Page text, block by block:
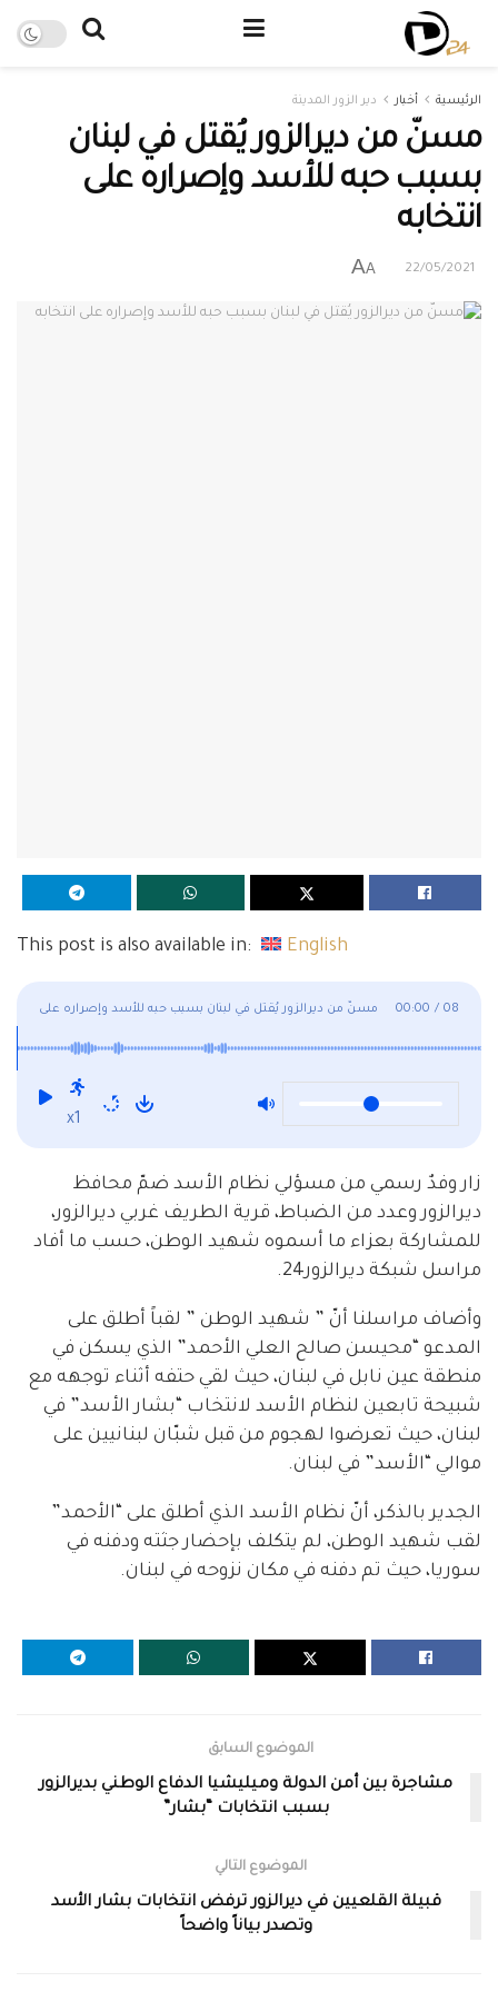
الرئيسية أخبار دير الزور المدينة
مسنّ من ديرالزور يُقتل في لبنان
بسبب حبه للأسد وإصراره على
انتخابه
22/05/2021
A
A
This post is also available in: English
مسنّ من ديرالزور يُقتل في لبنان بسبب حبه للأسد وإصراره على
انتخابه
00:00 / 08
x1
زار وفدٌ رسمي من مسؤلي نظام الأسد ضمّ محافظ
ديرالزور وعدد من الضباط، قرية الطريف غربي ديرالزور،
للمشاركة بعزاء ما أسموه شهيد الوطن، حسب ما أفاد
مراسل شبكة ديرالزور24.
وأضاف مراسلنا أنّ ” شهيد الوطن ” لقباً أطلق على
المدعو “محيسن صالح العلي الأحمد” الذي يسكن في
منطقة عين نابل في لبنان، حيث لقي حتفه أثناء توجهه مع
شبيحة تابعين لنظام الأسد لانتخاب “بشار الأسد” في
لبنان، حيث تعرضوا لهجوم من قبل شبّان لبنانيين على
موالي “الأسد” في لبنان.
الجدير بالذكر، أنّ نظام الأسد الذي أطلق على “الأحمد”
لقب شهيد الوطن، لم يتكلف بإحضار جثته ودفنه في
سوريا، حيث تم دفنه في مكان نزوحه في لبنان.
الموضوع السابق
مشاجرة بين أمن الدولة وميليشيا الدفاع الوطني بديرالزور
بسبب انتخابات “بشار”
الموضوع التالي
قبيلة القلعيين في ديرالزور ترفض انتخابات بشار الأسد
وتصدر بياناً واضحاً